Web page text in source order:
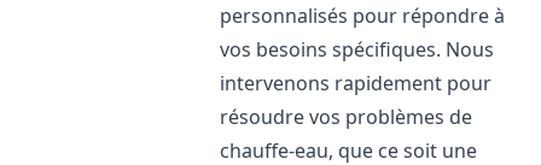
personnalisés pour répondre à
vos besoins spécifiques. Nous
intervenons rapidement pour
résoudre vos problèmes de
chauffe-eau, que ce soit une